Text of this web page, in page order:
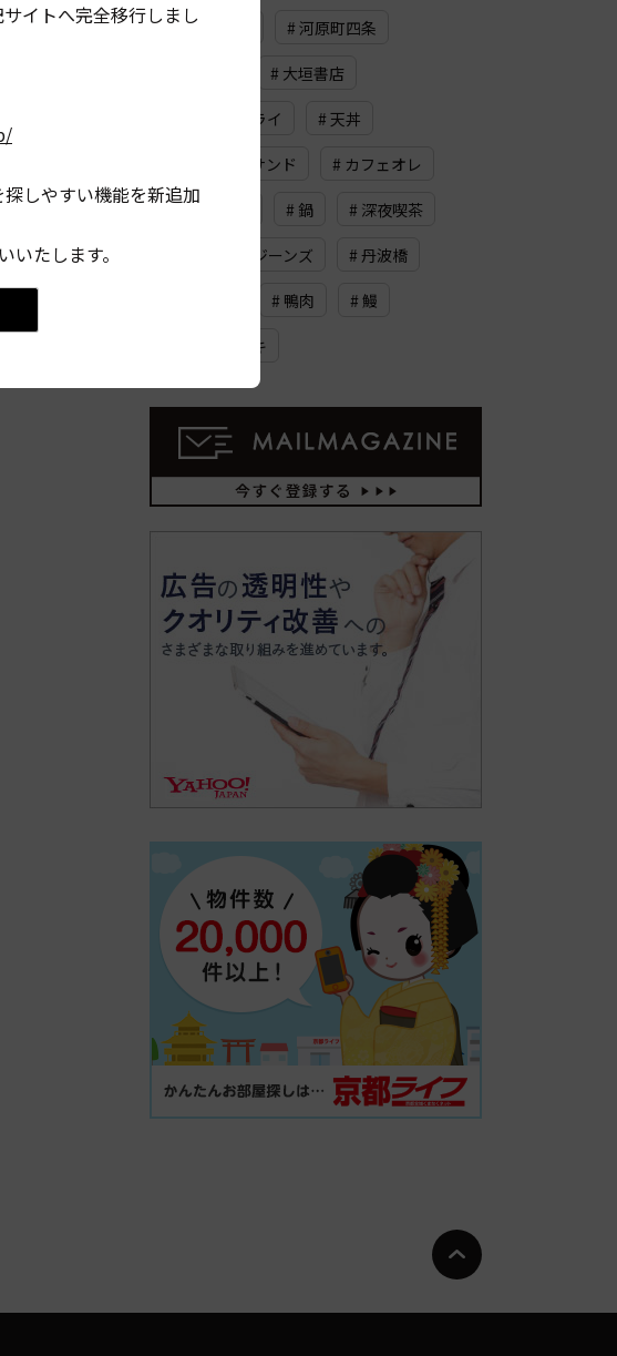
# スカッシュ # 河原町四条
# 大垣書店
# フレンチフライ # 天丼
# ビーフカツサンド # カフェオレ
# ロースハム # 鍋 # 深夜喫茶
# ジーンズ # 丹波橋
# 鴨肉 # 鰻
# ドイツケーキ
イトへ完全移行しまし
しやすい機能を新追加
たします。